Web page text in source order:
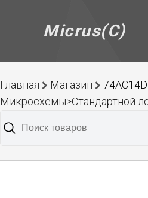
Micrus(C)
Главная Магазин
74AC14D
Микросхемы>Стандартной